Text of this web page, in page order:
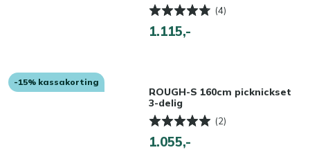
(4)
1.115,-
-15% kassakorting
ROUGH-S 160cm picknickset
3-delig
(2)
1.055,-